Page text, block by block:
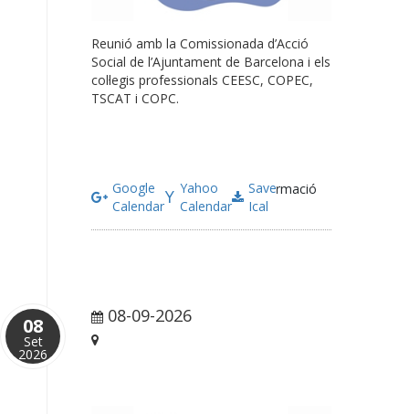
Reunió amb la Comissionada d’Acció
Social de l’Ajuntament de Barcelona i els
col·legis professionals CEESC, COPEC,
TSCAT i COPC.
Google
Calendar
Yahoo
Calendar
Save
Ical
Més informació
08
Set
2026
08-09-2026